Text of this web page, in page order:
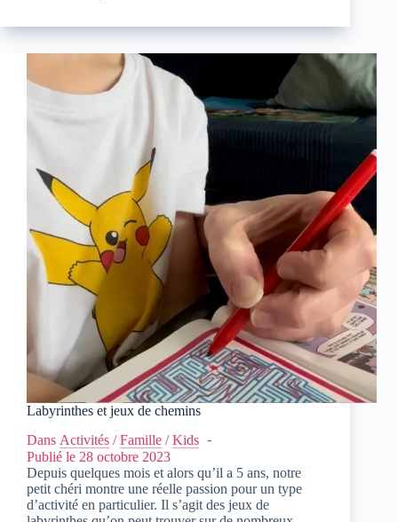
Labyrinthes et jeux de chemins
Dans Activités /Famille /Kids
Publié le 28 octobre 2023
Depuis quelques mois et alors qu’il a 5 ans, notre
petit chéri montre une réelle passion pour un type
d’activité en particulier. Il s’agit des jeux de